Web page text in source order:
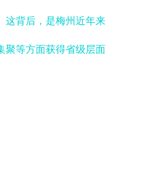
这背后，是梅州近年来
聚等方面获得省级层面